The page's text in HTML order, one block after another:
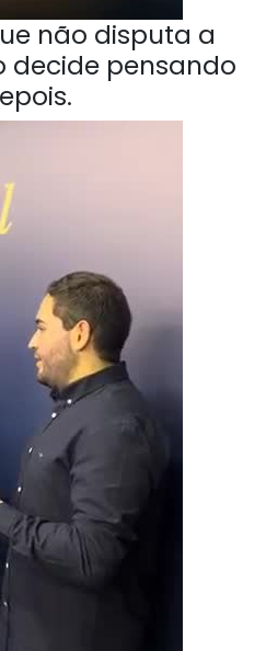
não disputa a
decide pensando